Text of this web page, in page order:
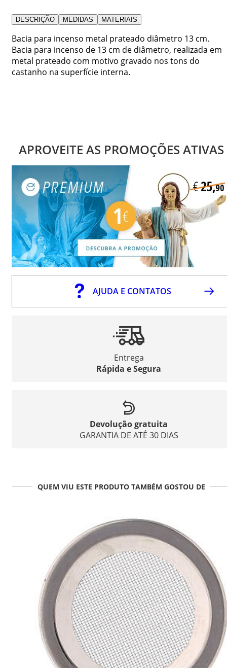
DESCRIÇÃO MEDIDAS MATERIAIS
Bacia para incenso metal prateado diâmetro 13 cm.
Bacia para incenso de 13 cm de diâmetro, realizada em
metal prateado com motivo gravado nos tons do
castanho na superfície interna.
APROVEITE AS PROMOÇÕES ATIVAS
AJUDA E CONTATOS
Entrega
Rápida e Segura
Devolução gratuita
GARANTIA DE ATÉ 30 DIAS
QUEM VIU ESTE PRODUTO TAMBÉM GOSTOU DE